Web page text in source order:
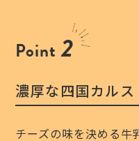
Point2
濃厚な四国カルス
チーズの味を決める牛